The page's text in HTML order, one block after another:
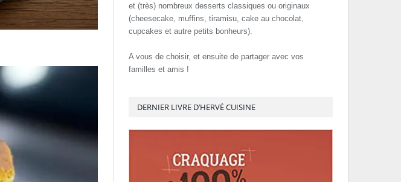
et (très) nombreux desserts classiques ou originaux
(cheesecake, muffins, tiramisu, cake au chocolat,
cupcakes et autre petits bonheurs).
A vous de choisir, et ensuite de partager avec vos
familles et amis !
DERNIER LIVRE D’HERVÉ CUISINE